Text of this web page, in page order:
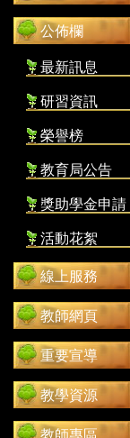
公佈欄
最新訊息
研習資訊
榮譽榜
教育局公告
獎助學金申請
活動花絮
線上服務
教師網頁
重要宣導
教學資源
教師專區